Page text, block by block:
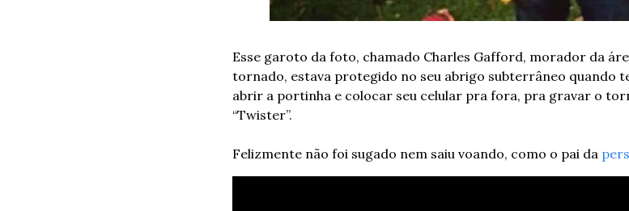
Esse garoto da foto, chamado Charles Gafford, morador da
tornado, estava protegido no seu abrigo subterrâneo quando
abrir a portinha e colocar seu celular pra fora, pra gravar o
“Twister”.
Felizmente não foi sugado nem saiu voando, como o pai da